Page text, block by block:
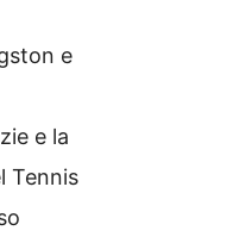
e
e la
Tennis